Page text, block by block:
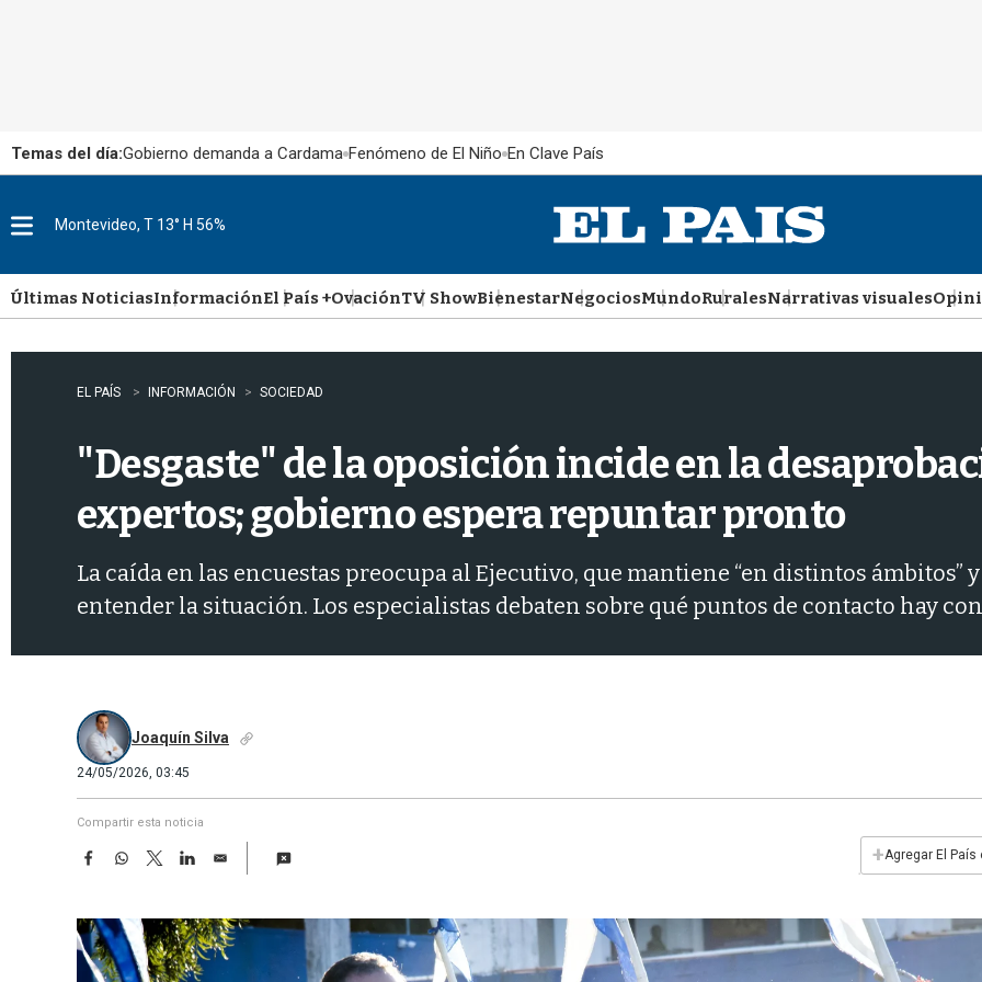
Temas del día:Gobierno demanda a Cardama Fenómeno de El Niño En Clave País
u
Montevideo, T 13° H 56%
Últimas NoticiasInformaciónEl País +OvaciónTV ShowBienestarNegociosMundoRuralesNarrativas visuales
EL PAÍS INFORMACIÓN SOCIEDAD
"Desgaste" de la oposición incide en la
expertos; gobierno espera repuntar pronto
La caída en las encuestas preocupa al Ejecutivo, que mantiene “en distintos ámbitos”
entender la situación. Los especialistas debaten sobre qué puntos de contacto hay
Joaquín Silva
24/05/2026, 03:45
Compartir esta noticia
F
e
b
o
W
t
s
A
T
w
t
t
e
L
k
e
d
E
i
l
+Agregar El País